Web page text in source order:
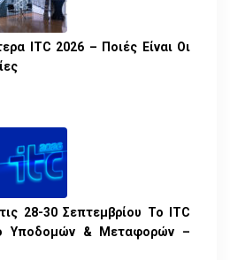
ITC 2026 – Ποιές Είναι Οι
28-30 Σεπτεμβρίου Το ITC
Υποδομών & Μεταφορών –